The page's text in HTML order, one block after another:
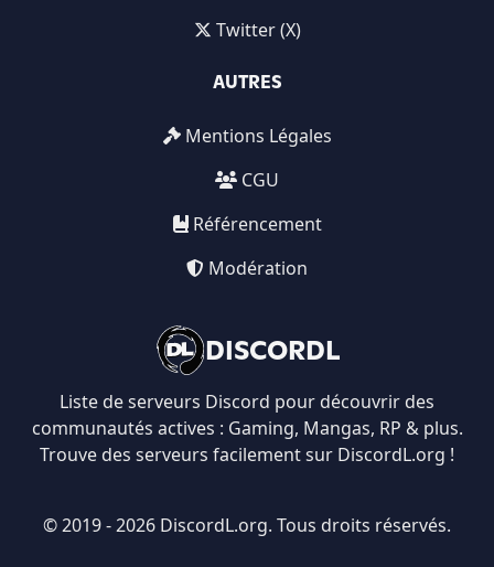
DISCORDL
Liste de serveurs Discord pour découvrir des
communautés actives : Gaming, Mangas, RP & plus.
Trouve des serveurs facilement sur DiscordL.org !
Twitter (X)
AUTRES
Mentions Légales
CGU
Référencement
Modération
© 2019 - 2026 DiscordL.org. Tous droits réservés.